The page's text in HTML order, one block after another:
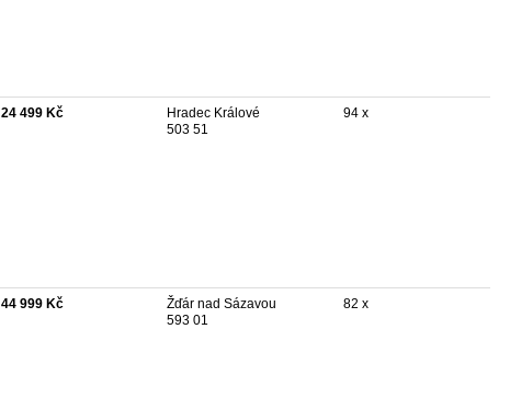
24 499 Kč
Hradec Králové
503 51
94 x
44 999 Kč
Žďár nad Sázavou
593 01
82 x